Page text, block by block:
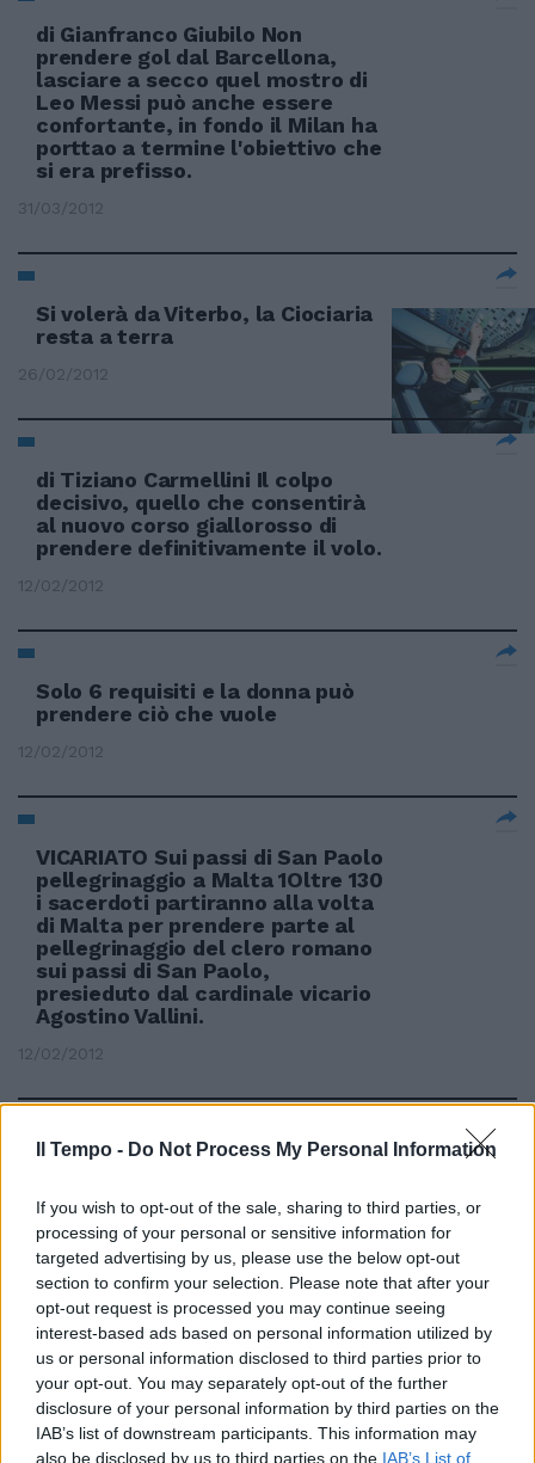
Il Tempo - Do Not Process My Personal Information
If you wish to opt-out of the sale, sharing to third parties, or
processing of your personal or sensitive information for
targeted advertising by us, please use the below opt-out
section to confirm your selection. Please note that after your
opt-out request is processed you may continue seeing
interest-based ads based on personal information utilized by
us or personal information disclosed to third parties prior to
your opt-out. You may separately opt-out of the further
disclosure of your personal information by third parties on the
IAB’s list of downstream participants. This information may
also be disclosed by us to third parties on the IAB’s List of
di Gianfranco Giubilo Non
prendere gol dal Barcellona,
lasciare a secco quel mostro di
Leo Messi può anche essere
confortante, in fondo il Milan ha
porttao a termine l'obiettivo che
si era prefisso.
31/03/2012
Si volerà da Viterbo, la Ciociaria
resta a terra
26/02/2012
di Tiziano Carmellini Il colpo
decisivo, quello che consentirà
al nuovo corso giallorosso di
prendere definitivamente il volo.
12/02/2012
Solo 6 requisiti e la donna può
prendere ciò che vuole
12/02/2012
VICARIATO Sui passi di San Paolo
pellegrinaggio a Malta 1Oltre 130
i sacerdoti partiranno alla volta
di Malta per prendere parte al
pellegrinaggio del clero romano
sui passi di San Paolo,
presieduto dal cardinale vicario
Agostino Vallini.
12/02/2012
Pechino sollecita Roma:
08/01/2012
La manovra punta sulle tasse
04/12/2011